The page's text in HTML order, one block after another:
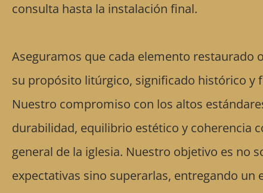
consulta hasta la instalación final.
Aseguramos que cada elemento restaurado
su propósito litúrgico, significado histórico y
Nuestro compromiso con los altos
durabilidad, equilibrio estético y coherencia
general de la iglesia. Nuestro objetivo es no
expectativas sino superarlas, entregando un